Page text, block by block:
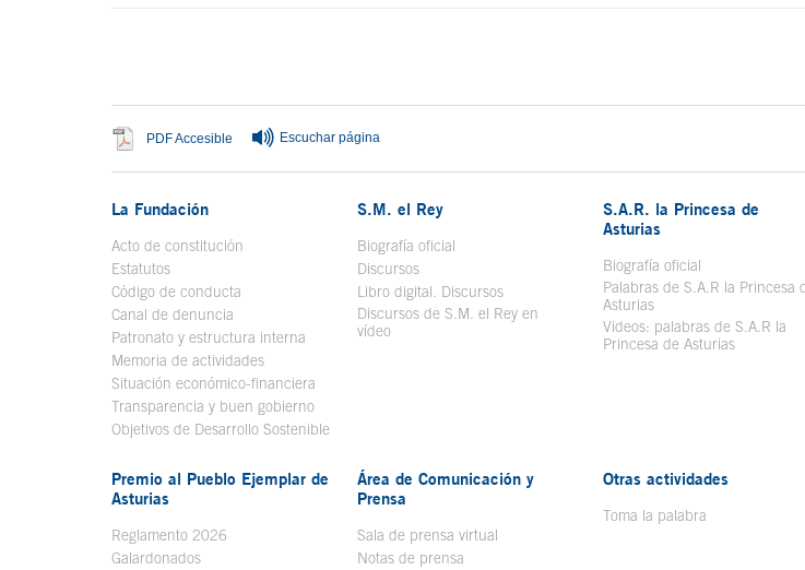
PDF Accesible Se abre en ventana nueva
Escuchar página
La Fundación
Acto de constitución
Estatutos
Código de conducta
Canal de denuncia
Patronato y estructura interna
Memoria de actividades
Situación económico-financiera
Transparencia y buen gobierno
Objetivos de Desarrollo Sostenible
S.M. el Rey
Biografía oficial
Discursos
Libro digital. DiscursosSe abre en ventana nueva
Discursos de S.M. el Rey en
vídeoSe abre en ventana nueva
S.A.R. la Princesa de
Asturias
Biografía oficial Se abre en
Palabras de S.A.R la Princesa
Asturias
Videos: palabras de S.A.R la
Princesa de Asturias
Premio al Pueblo Ejemplar de
Asturias
Reglamento 2026
Galardonados
Área de Comunicación y
Prensa
Sala de prensa virtual
Notas de prensa
Otras actividades
Toma la palabra